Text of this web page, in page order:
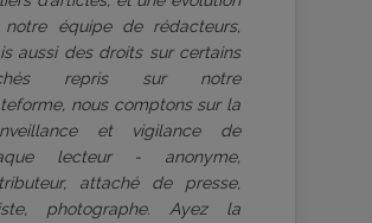
équipe de rédacteurs,
aussi des droits sur certains
repris sur notre
nous comptons sur la
et vigilance de
lecteur - anonyme,
attaché de presse,
photographe. Ayez la